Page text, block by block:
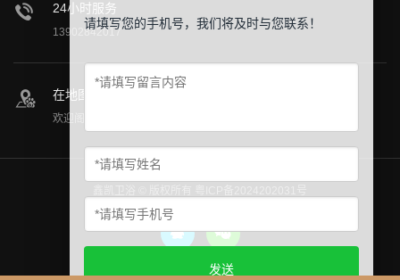
24小时服务
13902842017
在地图上找到我们
欢迎阁下莅临公司参观指导！
请填写您的手机号，我们将及时与您联系！